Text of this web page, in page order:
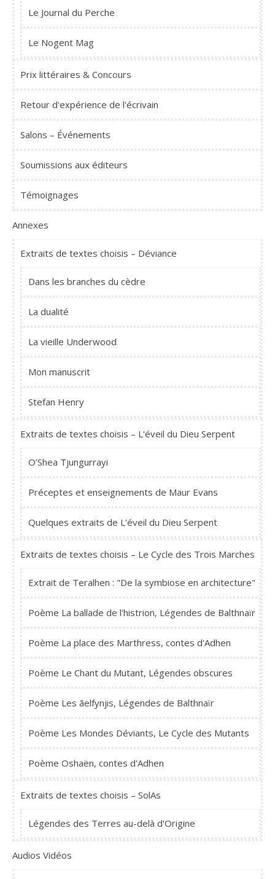
Le Journal du Perche
Le Nogent Mag
Prix littéraires & Concours
Retour d'expérience de l'écrivain
Salons – Événements
Soumissions aux éditeurs
Témoignages
Annexes
Extraits de textes choisis – Déviance
Dans les branches du cèdre
La dualité
La vieille Underwood
Mon manuscrit
Stefan Henry
Extraits de textes choisis – L'éveil du Dieu Serpent
O’Shea Tjungurrayi
Préceptes et enseignements de Maur Evans
Quelques extraits de L'éveil du Dieu Serpent
Extraits de textes choisis – Le Cycle des Trois Marches
Extrait de Teralhen : "De la symbiose en architecture"
Poème La ballade de l'histrion, Légendes de Balthnaïr
Poème La place des Marthress, contes d'Adhen
Poème Le Chant du Mutant, Légendes obscures
Poème Les ãelfynjis, Légendes de Balthnaïr
Poème Les Mondes Déviants, Le Cycle des Mutants
Poème Oshaën, contes d'Adhen
Extraits de textes choisis – SolAs
Légendes des Terres au-delà d'Origine
Audios Vidéos